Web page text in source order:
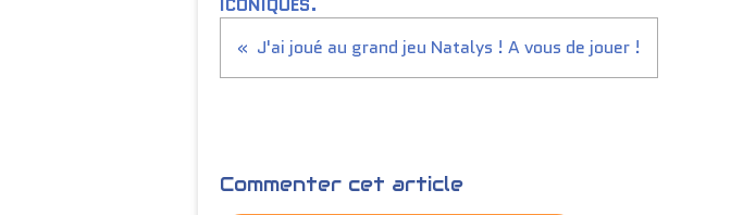
J'ai joué au grand jeu Natalys ! A vous de jouer !
Commenter cet article